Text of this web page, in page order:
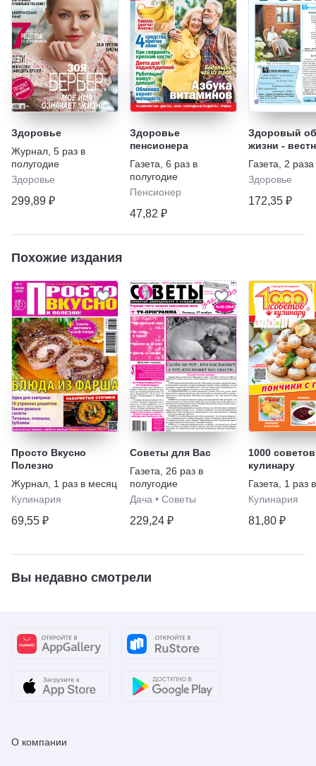
Здоровье
Журнал 5 раз в
полугодие
Здоровье
299,89 ₽
Здоровье
пенсионера
Газета 6 раз в
полугодие
Пенсионер
47,82 ₽
Здоровый
жизни -
"ЗОЖ"
Газета
2
Здоровье
172,35 ₽
Похожие издания
Просто Вкусно
Полезно
Журнал 1 раз в месяц
Кулинария
69,55 ₽
Советы для Вас
Газета
26 раз в
полугодие
Дача • Советы
229,24 ₽
1000 советов
кулинару
Газета
1 раз
Кулинария
81,80 ₽
Вы недавно смотрели
О компании